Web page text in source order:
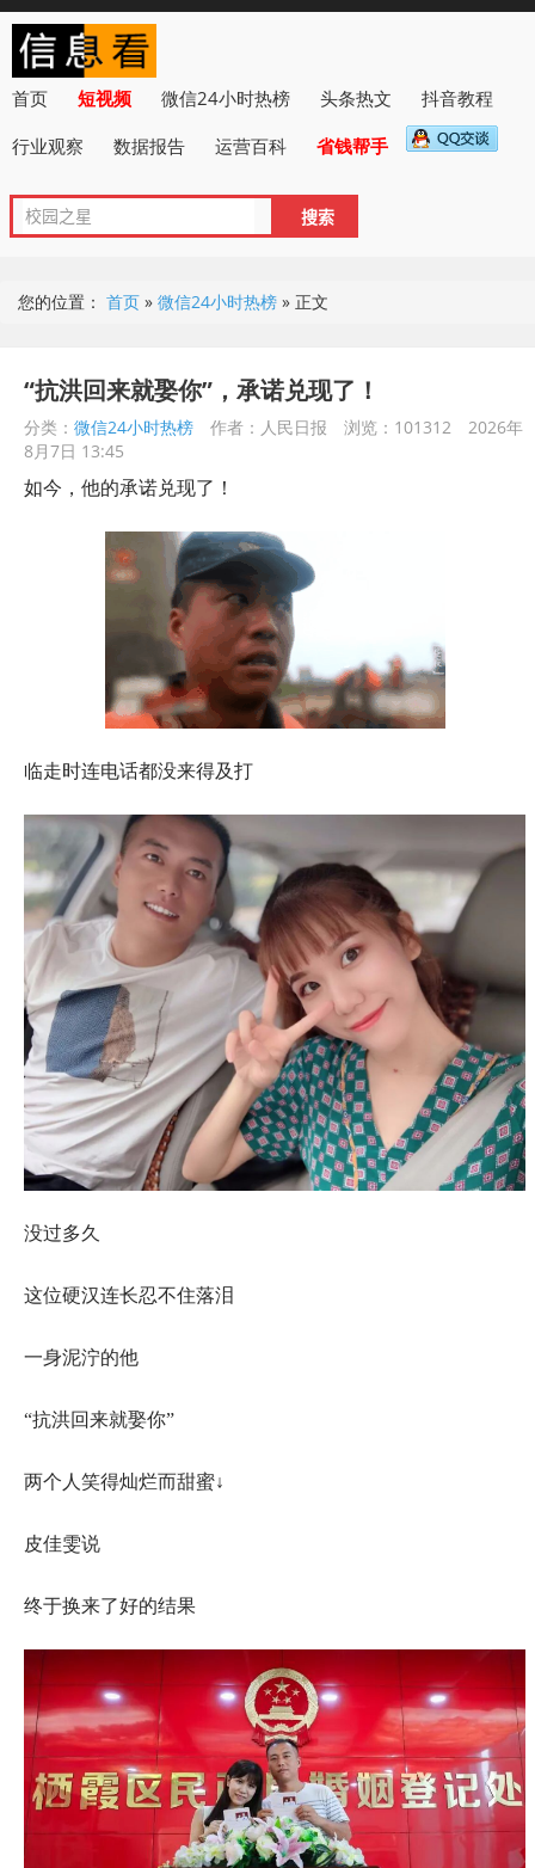
首页 短视频 微信24小时热榜 头条热文
抖音教程
行业观察
数据报告 运营百科 省钱帮手
您的位置： 首页 » 微信24小时热榜 » 正文
“抗洪回来就娶你”，承诺兑现了！
分类： 微信24小时热榜 作者：人民日报 浏览：101312
2026年
8月7日 13:45
如今，他的承诺兑现了！
临走时连电话都没来得及打
没过多久
这位硬汉连长忍不住落泪
一身泥泞的他
“抗洪回来就娶你”
两个人笑得灿烂而甜蜜↓
皮佳雯说
终于换来了好的结果